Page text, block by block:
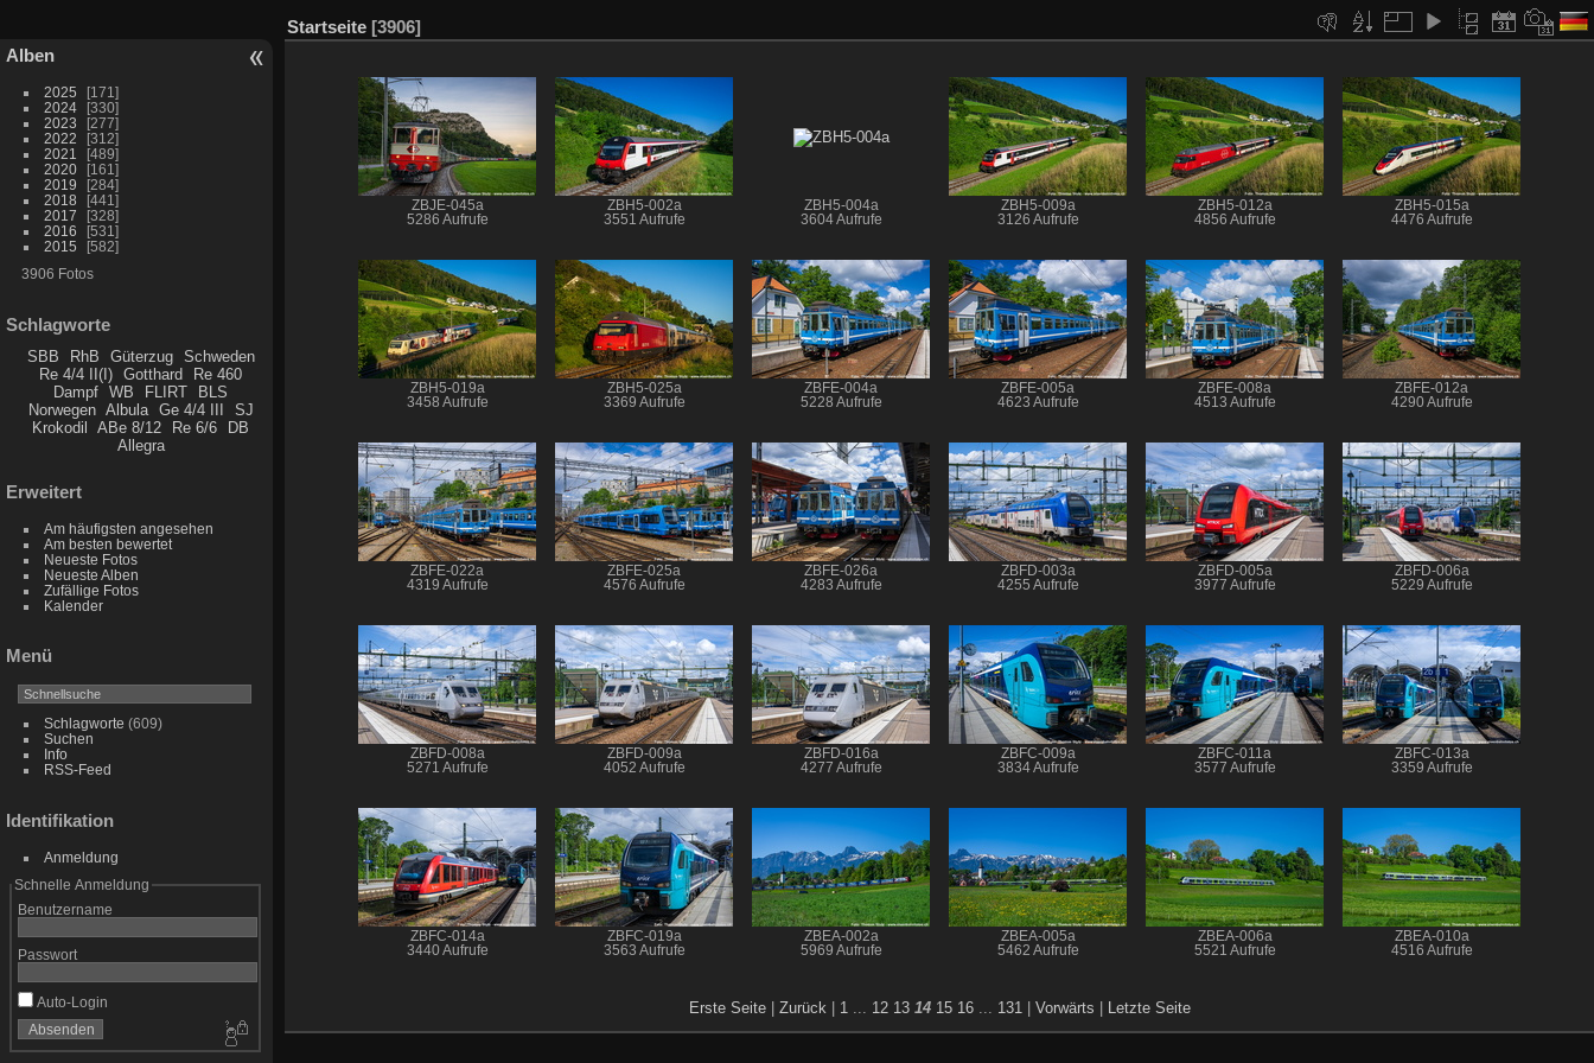
Alben
2025
171
2024
330
2023
277
2022
312
2021
489
2020
161
2019
284
2018
441
2017
328
2016
531
2015
582
3906 Fotos
Schlagworte
SBB RhB Güterzug
Schweden
Re 4/4 II(I)
Gotthard
Re 460
Dampf
WB FLIRT
BLS
Norwegen Albula Ge 4/4 III
SJ
Krokodil
ABe 8/12 Re 6/6
DB
Allegra
Erweitert
Am häufigsten angesehen
Am besten bewertet
Neueste Fotos
Neueste Alben
Zufällige Fotos
Kalender
Menü
Schlagworte (609)
Suchen
Info
RSS-Feed
Identifikation
Anmeldung
Schnelle Anmeldung
Benutzername
Passwort
Auto-Login
Startseite 3906
ZBJE-045a
5286 Aufrufe
ZBH5-002a
3551 Aufrufe
ZBH5-004a
3604 Aufrufe
ZBH5-009a
3126 Aufrufe
ZBH5-012a
4856 Aufrufe
ZBH5-015a
4476 Aufrufe
ZBH5-019a
3458 Aufrufe
ZBH5-025a
3369 Aufrufe
ZBFE-004a
5228 Aufrufe
ZBFE-005a
4623 Aufrufe
ZBFE-008a
4513 Aufrufe
ZBFE-012a
4290 Aufrufe
ZBFE-022a
4319 Aufrufe
ZBFE-025a
4576 Aufrufe
ZBFE-026a
4283 Aufrufe
ZBFD-003a
4255 Aufrufe
ZBFD-005a
3977 Aufrufe
ZBFD-006a
5229 Aufrufe
ZBFD-008a
5271 Aufrufe
ZBFD-009a
4052 Aufrufe
ZBFD-016a
4277 Aufrufe
ZBFC-009a
3834 Aufrufe
ZBFC-011a
3577 Aufrufe
ZBFC-013a
3359 Aufrufe
ZBFC-014a
3440 Aufrufe
ZBFC-019a
3563 Aufrufe
ZBEA-002a
5969 Aufrufe
ZBEA-005a
5462 Aufrufe
ZBEA-006a
5521 Aufrufe
ZBEA-010a
4516 Aufrufe
Erste Seite| Zurück| 1... 12 13 14 15 16... 131 Vorwärts Letzte Seite